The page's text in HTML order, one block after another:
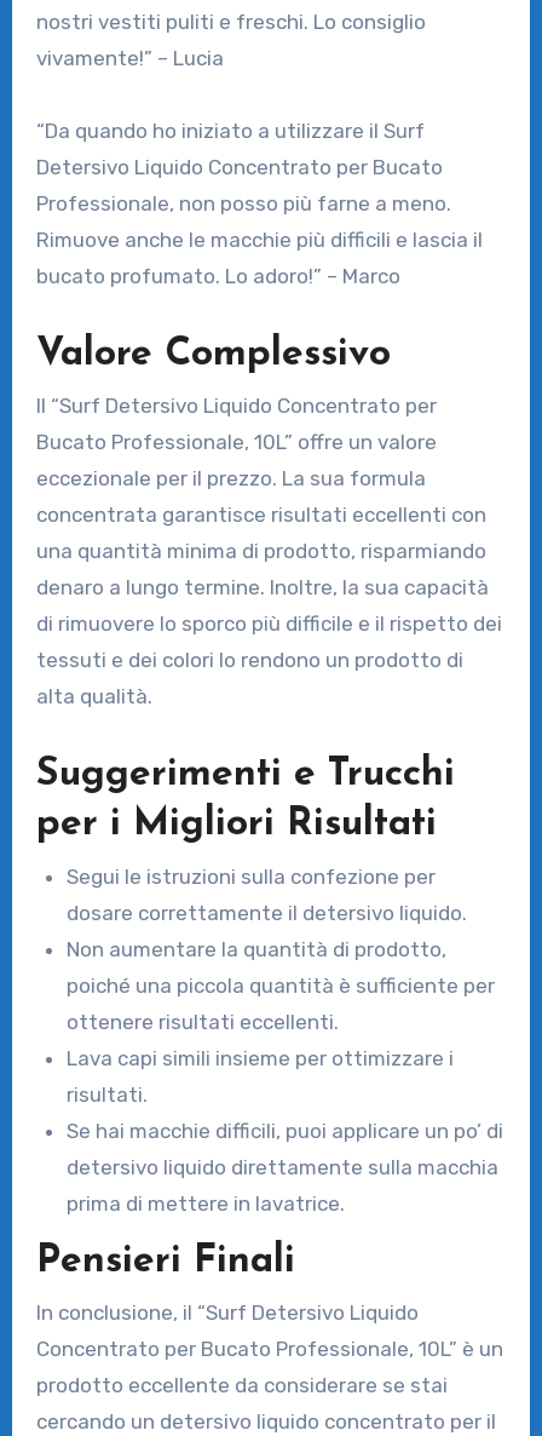
nostri vestiti puliti e freschi. Lo consiglio
vivamente!” – Lucia
“Da quando ho iniziato a utilizzare il Surf
Detersivo Liquido Concentrato per Bucato
Professionale, non posso più farne a meno.
Rimuove anche le macchie più difficili e lascia il
bucato profumato. Lo adoro!” – Marco
Valore Complessivo
Il “Surf Detersivo Liquido Concentrato per
Bucato Professionale, 10L” offre un valore
eccezionale per il prezzo. La sua formula
concentrata garantisce risultati eccellenti con
una quantità minima di prodotto, risparmiando
denaro a lungo termine. Inoltre, la sua capacità
di rimuovere lo sporco più difficile e il rispetto dei
tessuti e dei colori lo rendono un prodotto di
alta qualità.
Suggerimenti e Trucchi
per i Migliori Risultati
Segui le istruzioni sulla confezione per
dosare correttamente il detersivo liquido.
Non aumentare la quantità di prodotto,
poiché una piccola quantità è sufficiente per
ottenere risultati eccellenti.
Lava capi simili insieme per ottimizzare i
risultati.
Se hai macchie difficili, puoi applicare un po’ di
detersivo liquido direttamente sulla macchia
prima di mettere in lavatrice.
Pensieri Finali
In conclusione, il “Surf Detersivo Liquido
Concentrato per Bucato Professionale, 10L” è un
prodotto eccellente da considerare se stai
cercando un detersivo liquido concentrato per il